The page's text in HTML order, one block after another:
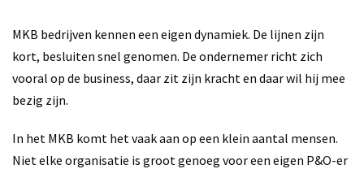
MKB bedrijven kennen een eigen dynamiek. De lijnen zijn
kort, besluiten snel genomen. De ondernemer richt zich
vooral op de business, daar zit zijn kracht en daar wil hij mee
bezig zijn.
In het MKB komt het vaak aan op een klein aantal mensen.
Niet elke organisatie is groot genoeg voor een eigen P&O-er